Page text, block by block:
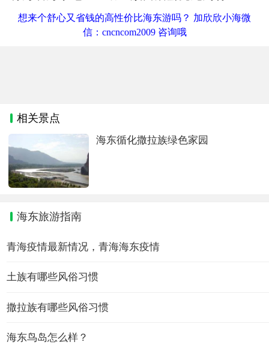
想来个舒心又省钱的高性价比海东游吗？ 加欣欣小海微
信：cncncom2009 咨询哦
相关景点
海东循化撒拉族绿色家园
海东旅游指南
青海疫情最新情况，青海海东疫情
土族有哪些风俗习惯
撒拉族有哪些风俗习惯
海东鸟岛怎么样？